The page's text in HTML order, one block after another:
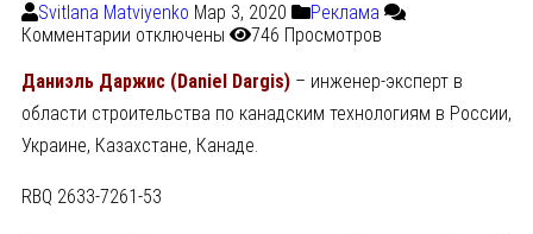
Svitlana Matviyenko Мар 3, 2020
Реклама
Комментарии отключены 746 Просмотров
Даниэль Даржис ( Daniel Dargis) – инженер-эксперт в
области строительства по канадским технологиям в России,
Украине, Казахстане, Канаде.
RBQ 2633-7261-53